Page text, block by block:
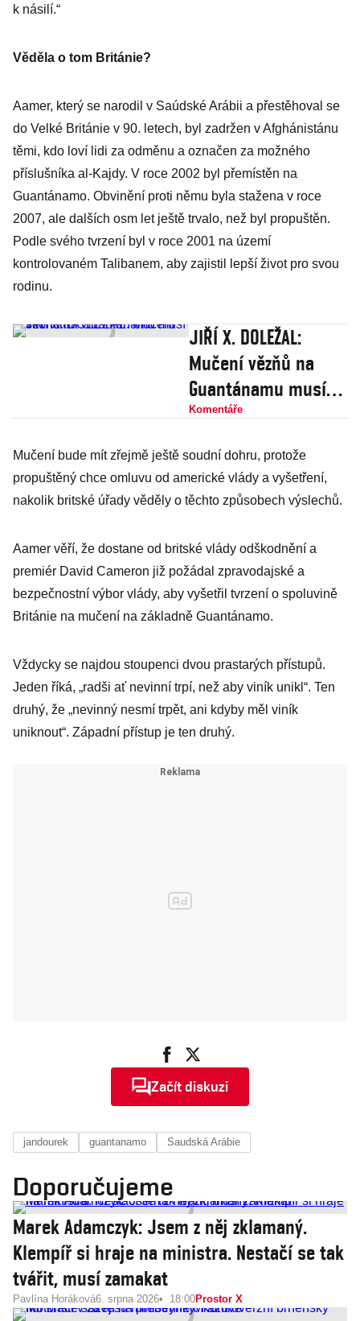
k násilí.“
Věděla o tom Británie?
Aamer, který se narodil v Saúdské Arábii a přestěhoval se
do Velké Británie v 90. letech, byl zadržen v Afghánistánu
těmi, kdo loví lidi za odměnu a označen za možného
příslušníka al-Kajdy. V roce 2002 byl přemístěn na
Guantánamo. Obvinění proti němu byla stažena v roce
2007, ale dalších osm let ještě trvalo, než byl propuštěn.
Podle svého tvrzení byl v roce 2001 na území
kontrolovaném Talibanem, aby zajistil lepší život pro svou
rodinu.
JIŘÍ X. DOLEŽAL:
Mučení vězňů na
Guantánamu musí
skončit!
Komentáře
Mučení bude mít zřejmě ještě soudní dohru, protože
propuštěný chce omluvu od americké vlády a vyšetření,
nakolik britské úřady věděly o těchto způsobech výslechů.
Aamer věří, že dostane od britské vlády odškodnění a
premiér David Cameron již požádal zpravodajské a
bezpečnostní výbor vlády, aby vyšetřil tvrzení o spoluvině
Británie na mučení na základně Guantánamo.
Vždycky se najdou stoupenci dvou prastarých přístupů.
Jeden říká, „radši ať nevinní trpí, než aby viník unikl“. Ten
druhý, že „nevinný nesmí trpět, ani kdyby měl viník
uniknout“. Západní přístup je ten druhý.
Začít diskuzi
jandourek guantanamo Saudská Arábie
Doporučujeme
Marek Adamczyk: Jsem z něj zklamaný.
Klempíř si hraje na ministra. Nestačí se tak
tvářit, musí zamakat
Pavlína Horáková6. srpna 2026 18:00Prostor X